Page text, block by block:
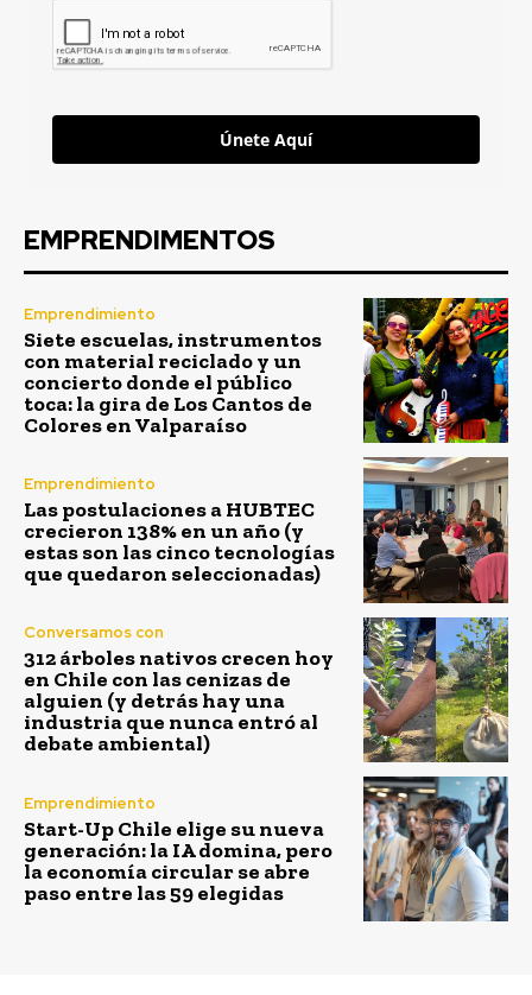
Únete Aquí
EMPRENDIMENTOS
Emprendimiento
Siete escuelas, instrumentos
con material reciclado y un
concierto donde el público
toca: la gira de Los Cantos de
Colores en Valparaíso
Emprendimiento
Las postulaciones a HUBTEC
crecieron 138% en un año (y
estas son las cinco tecnologías
que quedaron seleccionadas)
Conversamos con
312 árboles nativos crecen hoy
en Chile con las cenizas de
alguien (y detrás hay una
industria que nunca entró al
debate ambiental)
Emprendimiento
Start-Up Chile elige su nueva
generación: la IA domina, pero
la economía circular se abre
paso entre las 59 elegidas